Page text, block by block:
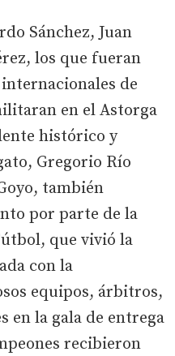
Sánchez, Juan
los que fueran
de
en el Astorga
histórico y
Gregorio Río
también
por parte de la
que vivió la
con la
equipos, árbitros,
en la gala de entrega
recibieron